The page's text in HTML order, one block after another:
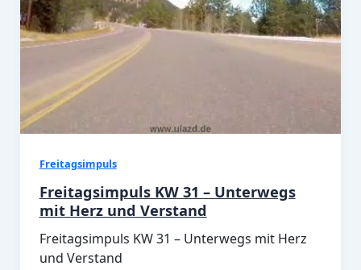
Freitagsimpuls
Freitagsimpuls KW 31 – Unterwegs
mit Herz und Verstand
Freitagsimpuls KW 31 – Unterwegs mit Herz
und Verstand